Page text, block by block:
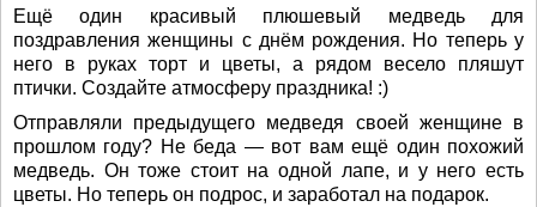
Ещё один красивый плюшевый медведь для
поздравления женщины с днём рождения. Но теперь у
него в руках торт и цветы, а рядом весело пляшут
птички. Создайте атмосферу праздника! :)
Отправляли предыдущего медведя своей женщине в
прошлом году? Не беда — вот вам ещё один похожий
медведь. Он тоже стоит на одной лапе, и у него есть
цветы. Но теперь он подрос, и заработал на подарок.